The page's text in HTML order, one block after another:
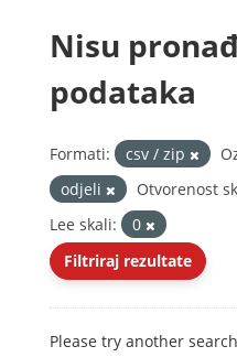
Nisu
podataka
Formati: csv / zip
odjeli
Otvorenost
Lee skali:
0
Filtriraj rezultate
Please try another